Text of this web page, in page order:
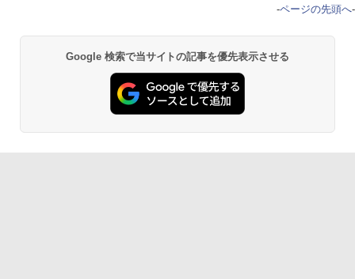
-ページの先頭へ-
Google 検索で当サイトの記事を優先表示させる